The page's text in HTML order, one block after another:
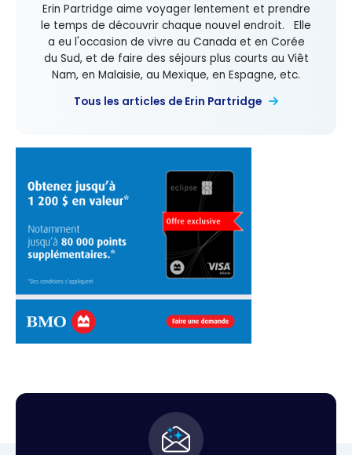
Erin Partridge aime voyager lentement et prendre
le temps de découvrir chaque nouvel endroit. Elle
a eu l'occasion de vivre au Canada et en Corée
du Sud, et de faire des séjours plus courts au Viêt
Nam, en Malaisie, au Mexique, en Espagne, etc.
Tous les articles de Erin Partridge